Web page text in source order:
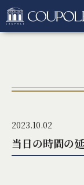
2023.10.02
当日の時間の